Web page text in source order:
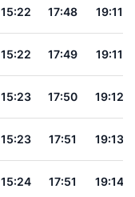
15:22 17:48 19:11
15:22 17:49 19:11
15:23 17:50 19:12
15:23 17:51 19:13
15:24 17:51 19:14